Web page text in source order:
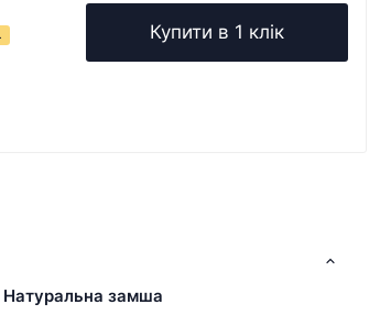
Купити в 1 клік
Натуральна замша